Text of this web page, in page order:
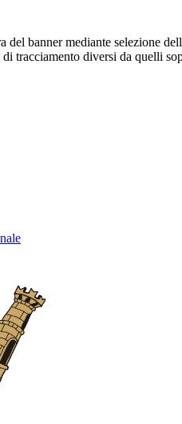
banner mediante selezione
tracciamento diversi da quelli